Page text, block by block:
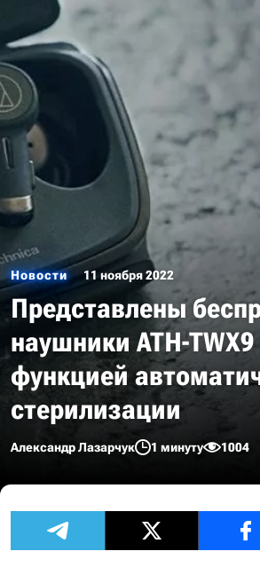
Новости 11 ноября 2022
Представлены
наушники ATH-TWX9
функцией
стерилизации
Александр Лазарчук 1 минуту 1004